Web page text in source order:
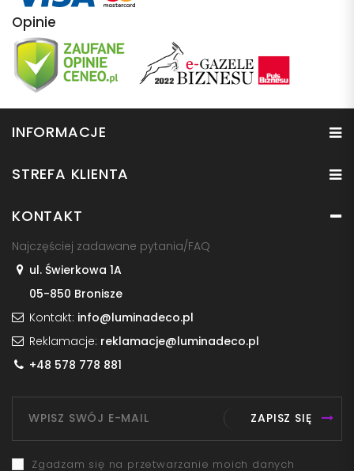
Opinie
INFORMACJE
STREFA KLIENTA
KONTAKT
Najczęściej zadawane pytania/FAQ
ul. Świerkowa 1A
05-850 Bronisze
Kontakt: info@luminadeco.pl
Reklamacje: reklamacje@luminadeco.pl
+48 578 778 881
ZAPISZ SIĘ
Zgadzam się na przetwarzanie moich danych